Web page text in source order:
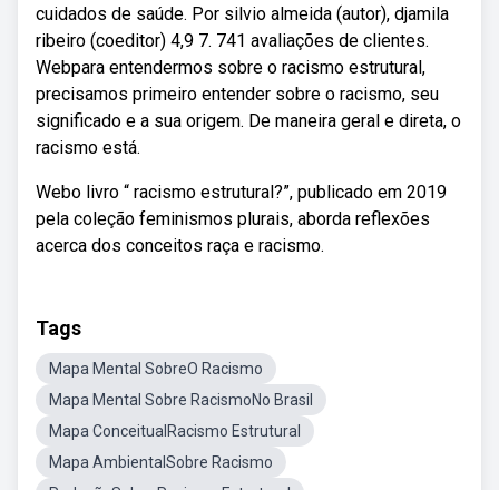
cuidados de saúde. Por silvio almeida (autor), djamila
ribeiro (coeditor) 4,9 7. 741 avaliações de clientes.
Webpara entendermos sobre o racismo estrutural,
precisamos primeiro entender sobre o racismo, seu
significado e a sua origem. De maneira geral e direta, o
racismo está.
Webo livro “ racismo estrutural?”, publicado em 2019
pela coleção feminismos plurais, aborda reflexões
acerca dos conceitos raça e racismo.
Tags
Mapa Mental SobreO Racismo
Mapa Mental Sobre RacismoNo Brasil
Mapa ConceitualRacismo Estrutural
Mapa AmbientalSobre Racismo